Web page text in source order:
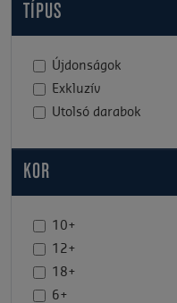
TÍPUS
Újdonságok
Exkluzív
Utolsó darabok
KOR
10+
12+
18+
6+